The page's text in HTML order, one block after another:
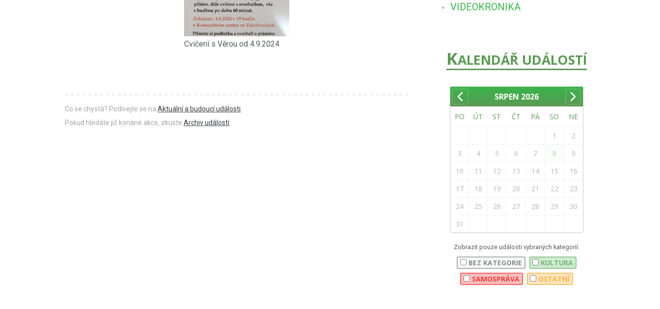
Cvičení s Věrou od 4.9.2024
Co se chystá? Podívejte se na Aktuální a budoucí události
Pokud hledáte již konané akce, zkuste Archiv událostí
VIDEOKRONIKA
KALENDÁŘ UDÁLOSTÍ
SRPEN 2026
PO ÚT ST ČT PÁ SO NE
1
2
3
4 5 6 7 8
9
10
11 12 13 14 15
16
17
18 19 20 21 22
23
24
25 26 27 28 29
30
31
Zobrazit pouze události vybraných kategorií:
BEZ KATEGORIE
KULTURA
SAMOSPRÁVA
OSTATNÍ